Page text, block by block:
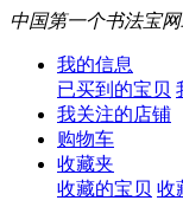
中国第一个书法宝
我的信息
已买到的宝贝
我关注的店铺
购物车
收藏夹
收藏的宝贝 收